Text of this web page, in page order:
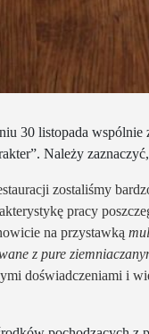
30 listopada
Należy
zostaliśmy
pracy
na przystawką
z pure
doświadczeniami i